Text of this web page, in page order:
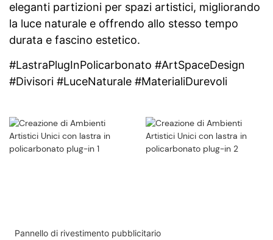
eleganti partizioni per spazi artistici, migliorando
la luce naturale e offrendo allo stesso tempo
durata e fascino estetico.
#LastraPlugInPolicarbonato #ArtSpaceDesign
#Divisori #LuceNaturale #MaterialiDurevoli
Pannello di rivestimento pubblicitario